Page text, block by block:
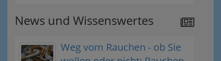
News und Wissenswertes
Weg vom Rauchen - ob Sie